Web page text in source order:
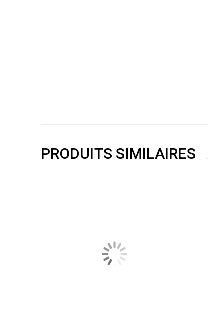
PRODUITS SIMILAIRES